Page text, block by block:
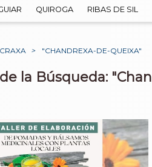
QUIROGA RIBAS DE SIL
> "CHANDREXA-DE-QUEIXA"
la Búsqueda: